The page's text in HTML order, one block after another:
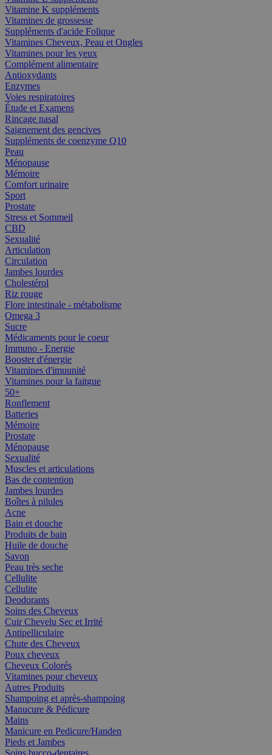
Vitamine K suppléments
Vitamines de grossesse
Suppléments d'acide Folique
Vitamines Cheveux, Peau et Ongles
Vitamines pour les yeux
Complément alimentaire
Antioxydants
Enzymes
Voies respiratoires
Étude et Examens
Rincage nasal
Saignement des gencives
Suppléments de coenzyme Q10
Peau
Ménopause
Mémoire
Comfort urinaire
Sport
Prostate
Stress et Sommeil
CBD
Sexualité
Articulation
Circulation
Jambes lourdes
Cholestérol
Riz rouge
Flore intestinale - métabolisme
Omega 3
Sucre
Médicaments pour le coeur
Immuno - Energie
Booster d'énergie
Vitamines d'imuunité
Vitamines pour la faitgue
50+
Ronflement
Batteries
Mémoire
Prostate
Ménopause
Sexualité
Muscles et articulations
Bas de contention
Jambes lourdes
Boîtes à pilules
Acne
Bain et douche
Produits de bain
Huile de douche
Savon
Peau très seche
Cellulite
Cellulite
Deodorants
Soins des Cheveux
Cuir Chevelu Sec et Irrité
Antipelliculaire
Chute des Cheveux
Poux cheveux
Cheveux Colorés
Vitamines pour cheveux
Autres Produits
Shampoing et après-shampoing
Manucure & Pédicure
Mains
Manicure en Pedicure/Handen
Pieds et Jambes